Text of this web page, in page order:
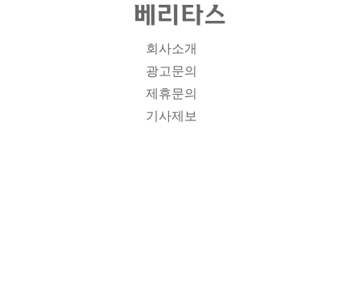
회사소개
광고문의
제휴문의
기사제보